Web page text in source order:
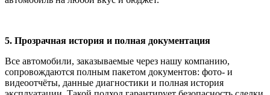
5. Прозрачная история и полная документация
Все автомобили, заказываемые через нашу компанию,
сопровождаются полным пакетом документов: фото- и
видеоотчёты, данные диагностики и полная история